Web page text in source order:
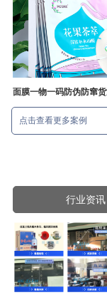
点击查看更多案例
行业资讯